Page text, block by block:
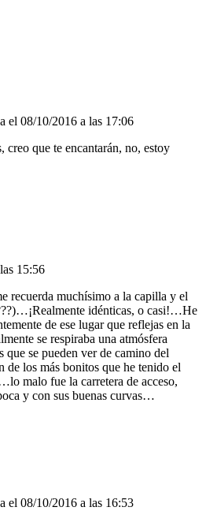
el 08/10/2016 a las 17:06
creo que te encantarán, no, estoy
15:56
recuerda muchísimo a la capilla y el
idénticas, o casi!…He
de ese lugar que reflejas en la
se respiraba una atmósfera
se pueden ver de camino del
de los más bonitos que he tenido el
malo fue la carretera de acceso,
y con sus buenas curvas…
el 08/10/2016 a las 16:53